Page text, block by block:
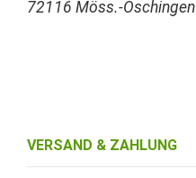
72116 Möss.-Öschingen
VERSAND & ZAHLUNG